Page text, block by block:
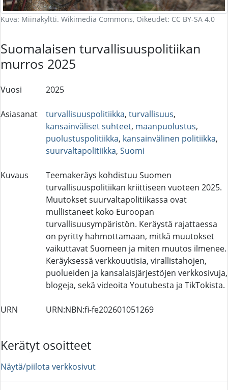
Kuva: Miinakyltti. Wikimedia Commons, Oikeudet: CC BY-SA 4.0
Suomalaisen turvallisuuspolitiikan
murros 2025
Vuosi 2025
Asiasanat turvallisuuspolitiikka, turvallisuus,
kansainväliset suhteet, maanpuolustus,
puolustuspolitiikka, kansainvälinen politiikka,
suurvaltapolitiikka, Suomi
Kuvaus
Teemakeräys kohdistuu Suomen
turvallisuuspolitiikan kriittiseen vuoteen 2025.
Muutokset suurvaltapolitiikassa ovat
mullistaneet koko Euroopan
turvallisuusympäristön. Keräystä rajattaessa
on pyritty hahmottamaan, mitkä muutokset
vaikuttavat Suomeen ja miten muutos ilmenee.
Keräyksessä verkkouutisia, virallistahojen,
puolueiden ja kansalaisjärjestöjen verkkosivuja,
blogeja, sekä videoita Youtubesta ja TikTokista.
URN URN:NBN:fi-fe202601051269
Kerätyt osoitteet
Näytä/piilota verkkosivut